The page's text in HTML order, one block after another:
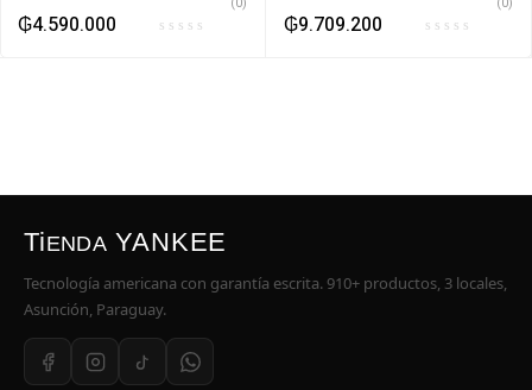
₲4.590.000 ₲9.709.200
TiENDA YANKEE
Tecnología americana con garantía escrita. 910+ productos, 3 locales,
Asunción, Paraguay.